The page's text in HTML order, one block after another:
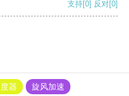
支持[0] 反对[0]
器
旋风加速